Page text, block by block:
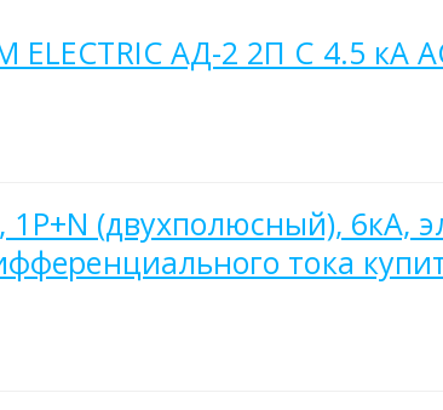
АД-2 2П C 4.5 кА
(двухполюсный), 6кА,
тока